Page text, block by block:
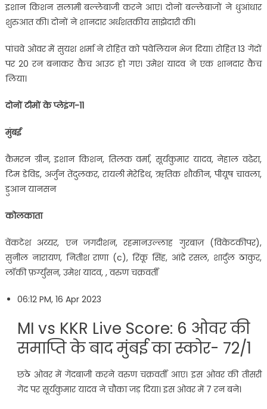
इशान किशन सलामी बल्लेबाजी करने आए। दोनों बल्लेबाजों ने धुआंधार
शुरुआत की। दोनों ने शानदार अर्धशतकीय साझेदारी की।
पांचवे ओवर में सुयश शर्मा ने रोहित को पवेलियन भेज दिया। रोहित 13 गेंदों
पर 20 रन बनाकर कैच आउट हो गए। उमेश यादव ने एक शानदार कैच
लिया।
दोनों टीमों के प्लेइंग-11
मुंबई
कैमरन ग्रीन, इशान किशन, तिलक वर्मा, सूर्यकुमार यादव, नेहाल वढेरा,
टिम डेविड, अर्जुन तेंदुलकर, रायली मेरेडिथ, ऋतिक शौकीन, पीयूष चावला,
डुआन यानसन
कोलकाता
वेंकटेश अय्यर, एन जगदीशन, रहमानउल्लाह गुरबाज़ (विकेटकीपर),
सुनील नारायण, नितीश राणा (c), रिंकू सिंह, आंद्रे रसल, शार्दुल ठाकुर,
लॉकी फ़र्ग्युसन, उमेश यादव, , वरुण चक्रवर्ती
06:12 PM, 16 Apr 2023
MI vs KKR Live Score: 6 ओवर की
समाप्ति के बाद मुंबई का स्कोर- 72/1
छठे ओवर में गेंदबाजी करने वरुण चक्रवर्ती आए। इस ओवर की तीसरी
गेंद पर सूर्यकुमार यादव ने चौका जड़ दिया। इस ओवर में 7 रन बने।